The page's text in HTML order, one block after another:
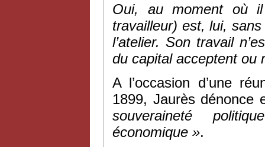
Oui, au moment où
travailleur) est, lui,
l’atelier. Son travail
du capital acceptent ou
A l’occasion d’une
1899, Jaurès dénonce
souveraineté
économique ».